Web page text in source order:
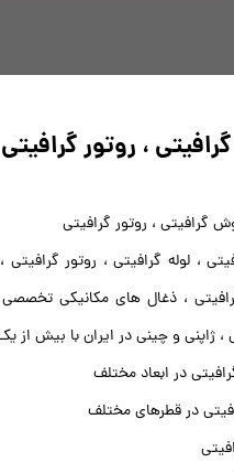
، روتور گرافیتی
گرافیتی ، روتور گرافیتی
، لوله گرافیتی ، روتور
، ژاپنی و چینی در ایران با بیش از
در ابعاد مختلف
در قطرهای مختلف